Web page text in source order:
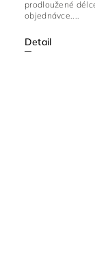
Detail
prodloužené
objednávce....